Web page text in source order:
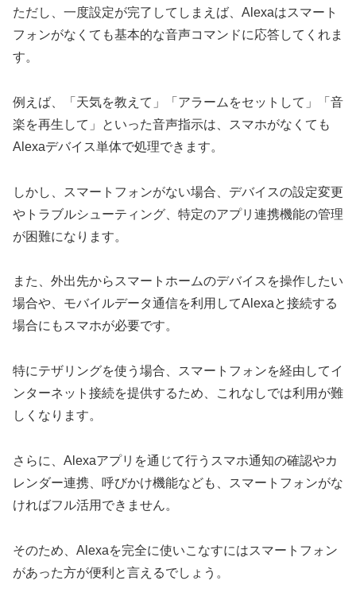
ただし、一度設定が完了してしまえば、Alexaはスマート
フォンがなくても基本的な音声コマンドに応答してくれま
す。
例えば、「天気を教えて」「アラームをセットして」「音
楽を再生して」といった音声指示は、スマホがなくても
Alexaデバイス単体で処理できます。
しかし、スマートフォンがない場合、デバイスの設定変更
やトラブルシューティング、特定のアプリ連携機能の管理
が困難になります。
また、外出先からスマートホームのデバイスを操作したい
場合や、モバイルデータ通信を利用してAlexaと接続する
場合にもスマホが必要です。
特にテザリングを使う場合、スマートフォンを経由してイ
ンターネット接続を提供するため、これなしでは利用が難
しくなります。
さらに、Alexaアプリを通じて行うスマホ通知の確認やカ
レンダー連携、呼びかけ機能なども、スマートフォンがな
ければフル活用できません。
そのため、Alexaを完全に使いこなすにはスマートフォン
があった方が便利と言えるでしょう。